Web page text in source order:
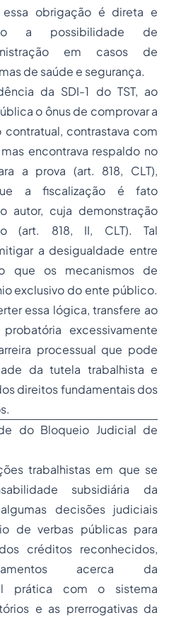
essa obrigação é direta e
a possibilidade de
em casos de
de saúde e segurança.
da SDI-1 do TST, ao
o ônus de comprovar a
contrastava com
encontrava respaldo no
a prova (art. 818, CLT),
a fiscalização é fato
autor, cuja demonstração
(art. 818, II, CLT). Tal
a desigualdade entre
que os mecanismos de
exclusivo do ente público.
essa lógica, transfere ao
excessivamente
processual que pode
da tutela trabalhista e
direitos fundamentais dos
do Bloqueio Judicial de
trabalhistas em que se
subsidiária da
decisões judiciais
de verbas públicas para
créditos reconhecidos,
acerca da
prática com o sistema
e as prerrogativas da